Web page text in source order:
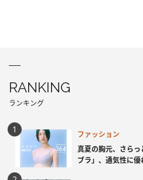
RANKING
ランキング
ファッション
真夏の胸元、さら
ブラ」、通気性に優